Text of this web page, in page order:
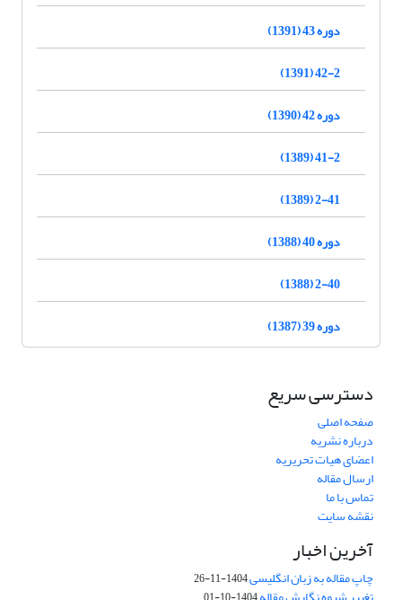
دوره 43 (1391)
42-2 (1391)
دوره 42 (1390)
41-2 (1389)
2-41 (1389)
دوره 40 (1388)
2-40 (1388)
دوره 39 (1387)
دسترسی سریع
صفحه اصلی
درباره نشریه
اعضای هیات تحریریه
ارسال مقاله
تماس با ما
نقشه سایت
آخرین اخبار
چاپ مقاله به زبان انگلیسی1404-11-26